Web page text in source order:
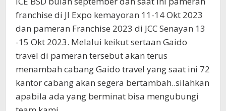
franchise di JI Expo kemayoran 11-14 Okt 2023
dan pameran Franchise 2023 di JCC Senayan 13
-15 Okt 2023. Melalui keikut sertaan Gaido
travel di pameran tersebut akan terus
menambah cabang Gaido travel yang saat ini 72
kantor cabang akan segera bertambah..silahkan
apabila ada yang berminat bisa mengubungi